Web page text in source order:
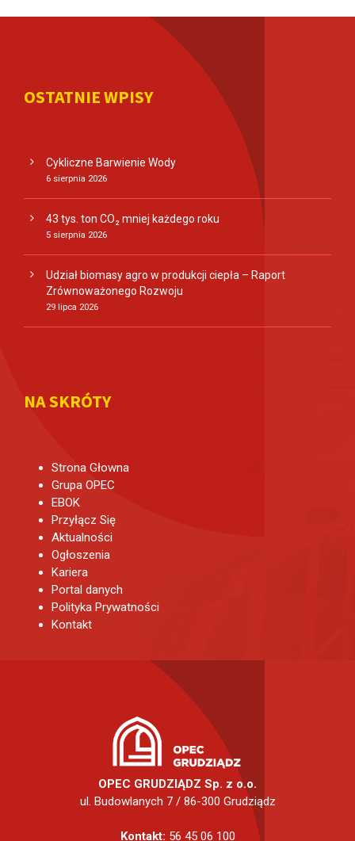
OSTATNIE WPISY
Cykliczne Barwienie Wody
6 sierpnia 2026
43 tys. ton CO₂ mniej każdego roku
5 sierpnia 2026
Udział biomasy agro w produkcji ciepła – Raport
Zrównoważonego Rozwoju
29 lipca 2026
NA SKRÓTY
Strona Głowna
Grupa OPEC
EBOK
Przyłącz Się
Aktualności
Ogłoszenia
Kariera
Portal danych
Polityka Prywatności
Kontakt
OPEC GRUDZIĄDZ Sp. z o.o.
ul. Budowlanych 7 / 86-300 Grudziądz
Kontakt: 56 45 06 100